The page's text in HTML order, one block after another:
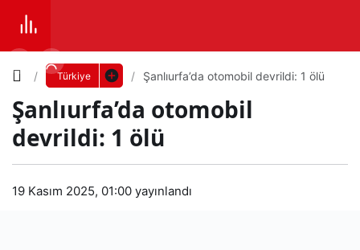
Türkiye Şanlıurfa’da otomobil devrildi: 1 ölü
Şanlıurfa’da otomobil
devrildi: 1 ölü
19 Kasım 2025, 01:00 yayınlandı
Şanl
Yazı
Boyutunu